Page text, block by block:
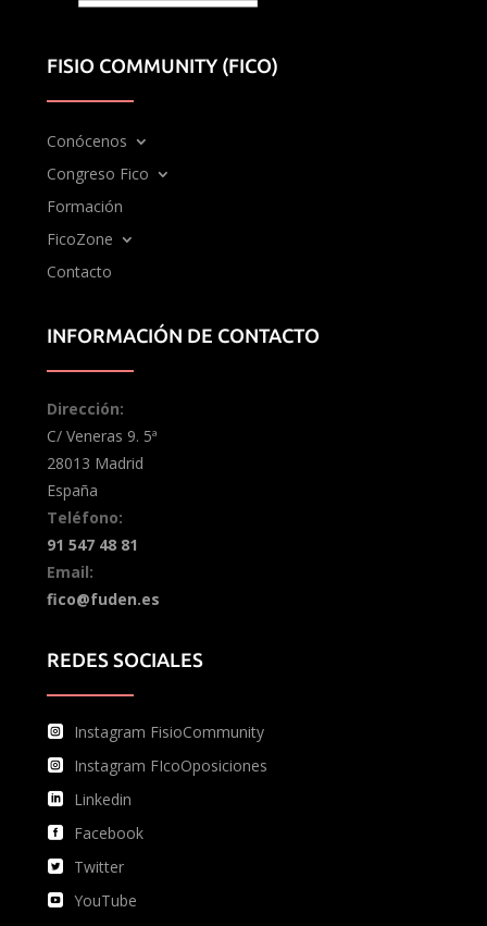
FISIO COMMUNITY (FICO)
Conócenos
Congreso Fico
Formación
FicoZone
Contacto
INFORMACIÓN DE CONTACTO
Dirección:
C/ Veneras 9. 5ª
28013 Madrid
España
Teléfono:
91 547 48 81
Email:
fico@fuden.es
REDES SOCIALES
Instagram FisioCommunity
Instagram FIcoOposiciones
Linkedin
Facebook
Twitter
YouTube